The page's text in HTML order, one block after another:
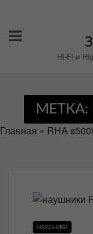
содержимому
Hi-Fi и
МЕТКА:
Главная » RHA s500i
НАУШНИКИ